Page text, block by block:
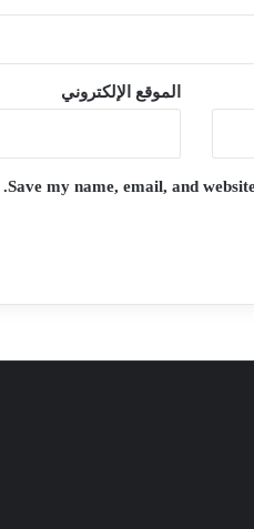
الموقع الإلكتروني
Save my name, email, and